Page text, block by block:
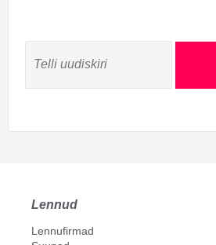
Lennud
Lennufirmad